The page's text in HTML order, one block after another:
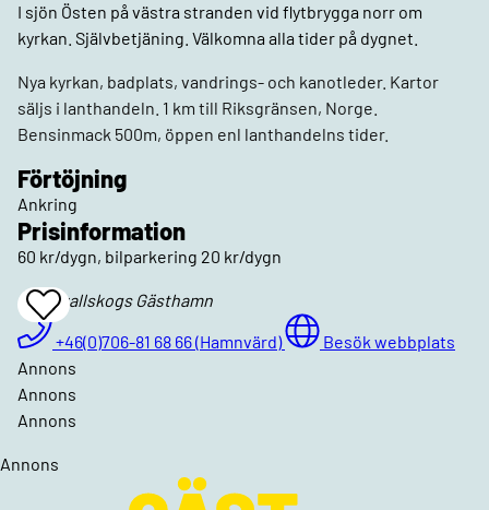
I sjön Östen på västra stranden vid flytbrygga norr om
kyrkan. Självbetjäning. Välkomna alla tider på dygnet.
Nya kyrkan, badplats, vandrings- och kanotleder. Kartor
säljs i lanthandeln. 1 km till Riksgränsen, Norge.
Bensinmack 500m, öppen enl lanthandelns tider.
Förtöjning
Ankring
Prisinformation
60 kr/dygn, bilparkering 20 kr/dygn
Add
To
Favrites
Östervallskogs Gästhamn
+46(0)706-81 68 66 (Hamnvärd)
Besök webbplats
Annons
Annons
Annons
Annons